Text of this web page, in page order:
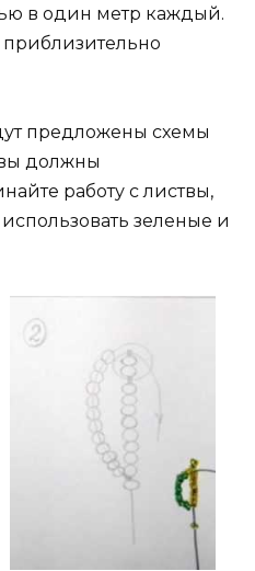
в один метр каждый.
предложены схемы
должны
работу с листвы,
зеленые и